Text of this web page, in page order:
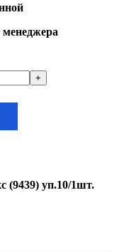
менеджера
+
(9439) уп.10/1шт.